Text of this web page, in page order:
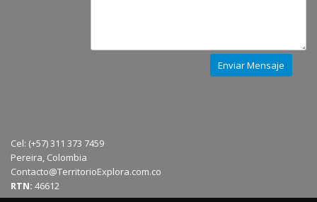
Cel: (+57) 311 373 7459
Pereira, Colombia
Contacto@TerritorioExplora.com.co
RTN: 46612